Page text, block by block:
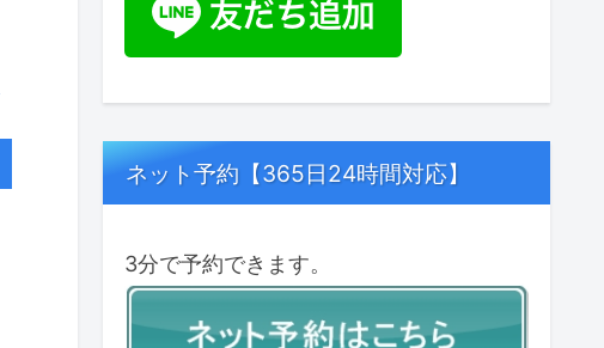
ネット予約【365日24時間対応】
3分で予約できます。